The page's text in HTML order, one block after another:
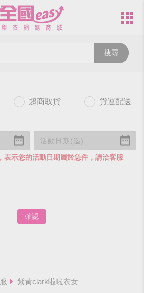
搜尋
超商取貨 貨運配送
表示您的活動日期屬於急件，請洽客服
確認
紫黃clark啦啦衣女